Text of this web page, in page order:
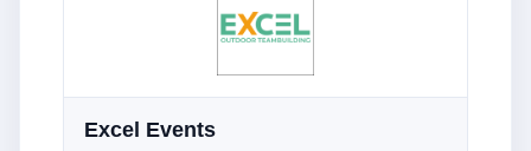
Excel Events